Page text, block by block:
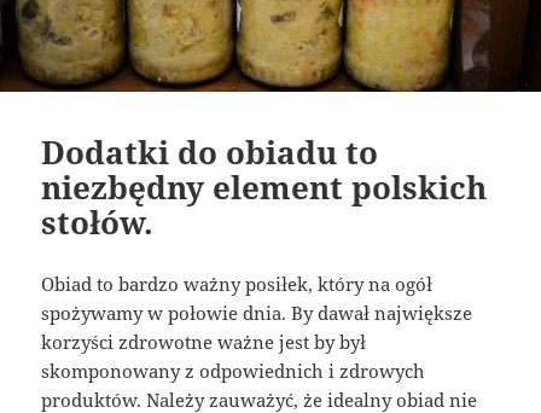
Dodatki do obiadu to
niezbędny element polskich
stołów.
Obiad to bardzo ważny posiłek, który na ogół
spożywamy w połowie dnia. By dawał największe
korzyści zdrowotne ważne jest by był
skomponowany z odpowiednich i zdrowych
produktów. Należy zauważyć, że idealny obiad nie